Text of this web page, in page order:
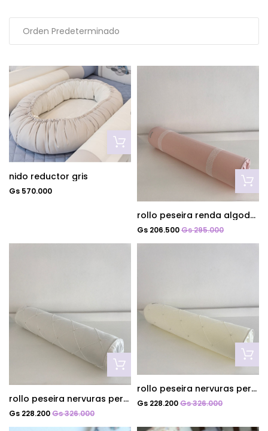
nido reductor gris
Gs 570.000
rollo peseira renda algodon rosa quartzo
Gs 206.500Gs 295.000
rollo peseira nervuras perolas blanco
Gs 228.200Gs 326.000
rollo peseira nervuras perolas off white
Gs 228.200Gs 326.000